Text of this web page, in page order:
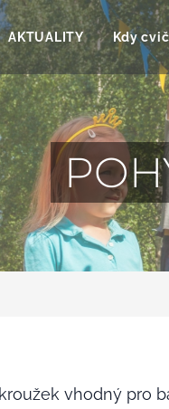
AKTUALITY Kdy
vhodný pro